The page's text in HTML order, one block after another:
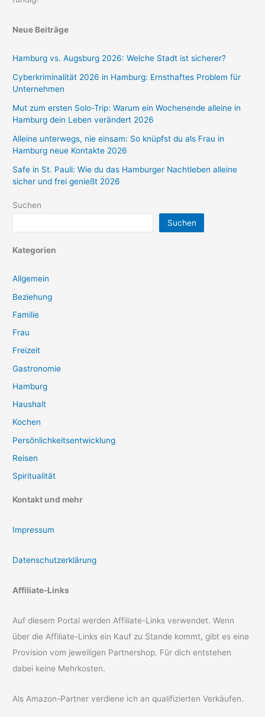
Neue Beiträge
Hamburg vs. Augsburg 2026: Welche Stadt ist sicherer?
Cyberkriminalität 2026 in Hamburg: Ernsthaftes Problem für
Unternehmen
Mut zum ersten Solo-Trip: Warum ein Wochenende alleine in
Hamburg dein Leben verändert 2026
Alleine unterwegs, nie einsam: So knüpfst du als Frau in
Hamburg neue Kontakte 2026
Safe in St. Pauli: Wie du das Hamburger Nachtleben alleine
sicher und frei genießt 2026
Suchen
Suchen
Kategorien
Allgemein
Beziehung
Familie
Frau
Freizeit
Gastronomie
Hamburg
Haushalt
Kochen
Persönlichkeitsentwicklung
Reisen
Spiritualität
Kontakt und mehr
Impressum
Datenschutzerklärung
Affiliate-Links
Auf diesem Portal werden Affiliate-Links verwendet. Wenn
über die Affiliate-Links ein Kauf zu Stande kommt, gibt es eine
Provision vom jeweiligen Partnershop. Für dich entstehen
dabei keine Mehrkosten.
Als Amazon-Partner verdiene ich an qualifizierten Verkäufen.